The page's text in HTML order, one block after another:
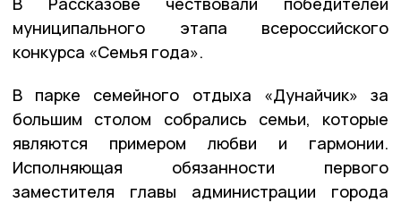
муниципального этапа всероссийского
конкурса «Семья года».
В парке семейного отдыха «Дунайчик» за
большим столом собрались семьи, которые
являются примером любви и гармонии.
Исполняющая обязанности первого
заместителя главы администрации города